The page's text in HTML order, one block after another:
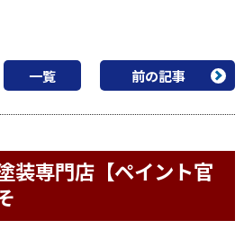
一覧 前の記事
装専門店【ペイント官